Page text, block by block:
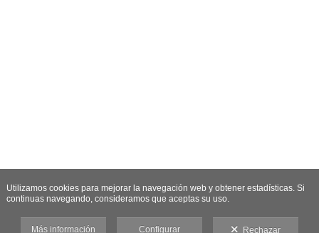
Utilizamos cookies para mejorar la navegación web y obtener estadísticas. Si
continuas navegando, consideramos que aceptas su uso.
Más información Configurar Rechazar